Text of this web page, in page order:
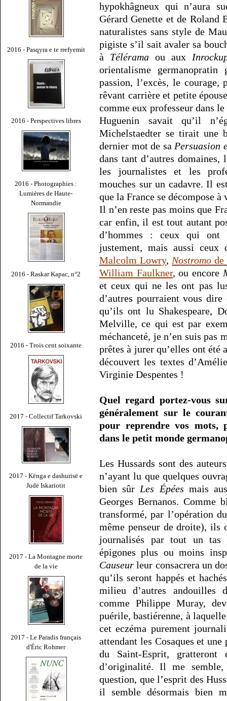
2016 - Pasqyra e te rrefyemit
2016 - Perspectives libres
2016 - Photographies :
Lumières de Haute-
Normandie
2016 - Raskar Kapac, n°2
2016 - Trois cent soixante
2017 - Collectif Tarkovski
2017 - Kënga e dashurisë e
Judë Iskariotit
2017 - La Montagne morte
de la vie
2017 - Le Paradis français
d'Éric Rohmer
hypokhâgneux qui n’aura
Gérard Genette et de Roland
naturalistes sans style de
pigiste s’il sait avaler sa
à Télérama ou aux
orientalisme
passion, l’excès, le courage,
rêvant carrière et petite
comme eux professeur dans
Huguenin savait qu’il
Michelstaedter se tirait une
dernier mot de sa Persuasion
dans tant d’autres
les journalistes et les
mouches sur un cadavre. Il
que la France se décompose
Il n’en reste pas moins que
car enfin, il est tout autant
d’hommes : ceux qui
justement, mais aussi
Malcolm Lowry, Nostromo de
William Faulkner, ou encore
et ceux qui ne les ont pas
d’autres pourraient vous
qu’ils ont lu Shakespeare,
Melville, ce qui est par
méchanceté, je n’en suis pas
prêtes à jurer qu’elles ont été
découvert les textes
Virginie Despentes !
Quel regard portez-vous
généralement sur le
pour reprendre vos mots,
dans le petit monde
Les Hussards sont des
n’ayant lu que quelques
bien sûr Les Épées mais
Georges Bernanos. Comme
transformé, par l’opération
même penseur de droite), ils
journalisés par tout un tas
épigones plus ou moins
Causeur leur consacrera un
qu’ils seront happés et
milieu d’autres andouilles
comme Philippe Muray,
puérile, bastiérenne, à
cet eczéma purement
attendant les Cosaques et
du Saint-Esprit, gratteront
d’originalité. Il me
question, que l’esprit des
il semble désormais bien